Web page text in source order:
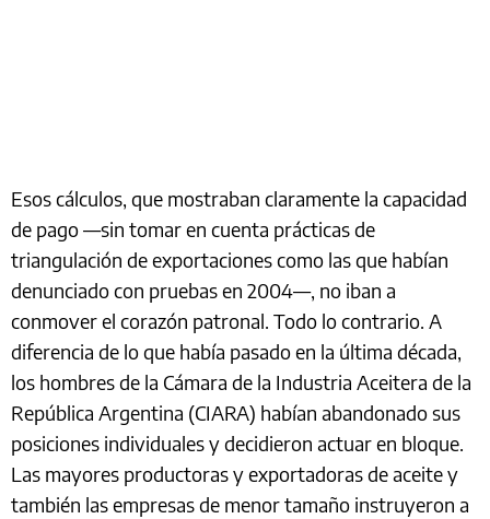
Esos cálculos, que mostraban claramente la capacidad
de pago —sin tomar en cuenta prácticas de
triangulación de exportaciones como las que habían
denunciado con pruebas en 2004—, no iban a
conmover el corazón patronal. Todo lo contrario. A
diferencia de lo que había pasado en la última década,
los hombres de la Cámara de la Industria Aceitera de la
República Argentina (CIARA) habían abandonado sus
posiciones individuales y decidieron actuar en bloque.
Las mayores productoras y exportadoras de aceite y
también las empresas de menor tamaño instruyeron a